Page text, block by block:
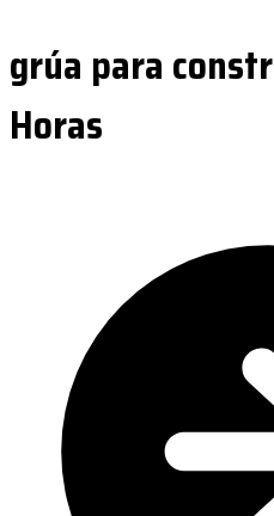
grúa para
Horas